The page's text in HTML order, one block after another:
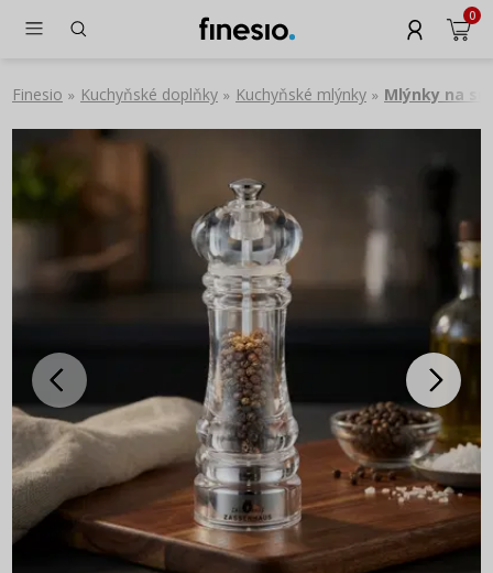
0
Finesio » Kuchyňské doplňky » Kuchyňské mlýnky » Mlýnky na